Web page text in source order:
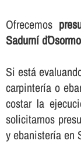
Ofrecemos
Sadurní
Si está
carpinterí­a o
costar la
solicitarnos
y ebanisterí­a en